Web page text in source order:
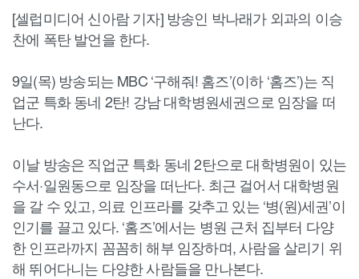
[셀럽미디어 신아람 기자] 방송인 박나래가 외과의 이승
찬에 폭탄 발언을 한다.
9일(목) 방송되는 MBC ‘구해줘! 홈즈’(이하 ‘홈즈’)는 직
업군 특화 동네 2탄! 강남 대학병원세권으로 임장을 떠
난다.
이날 방송은 직업군 특화 동네 2탄으로 대학병원이 있는
수서·일원동으로 임장을 떠난다. 최근 걸어서 대학병원
을 갈 수 있고, 의료 인프라를 갖추고 있는 ‘병(원)세권’이
인기를 끌고 있다. ‘홈즈’에서는 병원 근처 집부터 다양
한 인프라까지 꼼꼼히 해부 임장하며, 사람을 살리기 위
해 뛰어다니는 다양한 사람들을 만나본다.